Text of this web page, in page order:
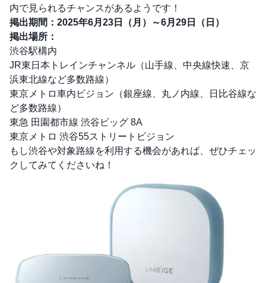
内で見られるチャンスがあるようです！
掲出期間：2025年6月23日（月）～6月29日（日）
掲出場所：
渋谷駅構内
JR東日本トレインチャンネル（山手線、中央線快速、京
浜東北線など多数路線）
東京メトロ車内ビジョン（銀座線、丸ノ内線、日比谷線な
ど多数路線）
東急 田園都市線 渋谷ビッグ 8A
東京メトロ 渋谷55ストリートビジョン
もし渋谷や対象路線を利用する機会があれば、ぜひチェッ
クしてみてくださいね！